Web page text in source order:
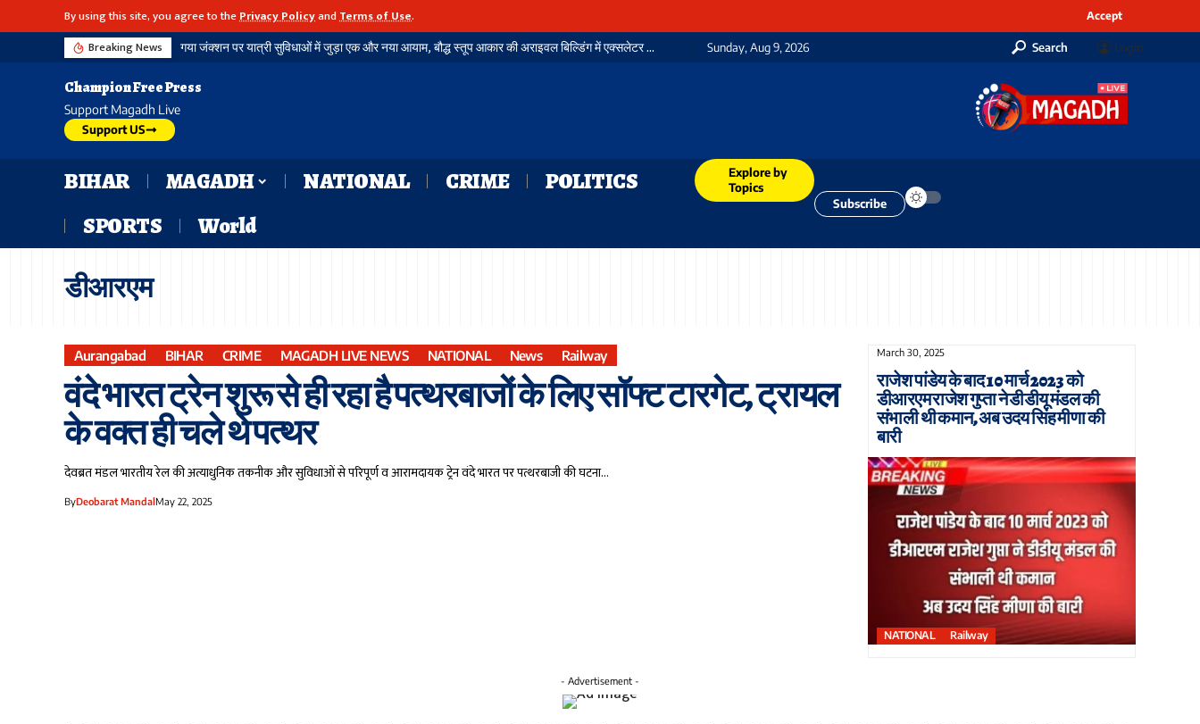
By using this site, you agree to thePrivacy PolicyandTerms of Use. Accept
Breaking News गया जंक्शन पर यात्री सुविधाओं में जुड़ा एक और नया आयाम, बौद्ध स्तूप आकार की अराइवल बिल्डिंग में एक्सलेटर का शुभारंभ Sunday, Aug 9, 2026 Search Login
Champion Free Press
Support Magadh Live
Support US
BIHAR MAGADH NATIONAL CRIME
POLITICS
SPORTS
World
Explore by
Topics
Subscribe
डीआरएम
Aurangabad BIHAR CRIME MAGADH LIVE NEWS NATIONAL News Railway
वंदे भारत ट्रेन शुरू से ही रहा है पत्थरबाजों के लिए सॉफ्ट टारगेट, ट्रायल
के वक्त ही चले थे पत्थर
देवब्रत मंडल भारतीय रेल की अत्याधुनिक तकनीक और सुविधाओं से परिपूर्ण व आरामदायक ट्रेन वंदे भारत पर पत्थरबाजी की घटना…
ByDeobarat MandalMay 22, 2025
March 30, 2025
राजेश पांडेय के बाद 10 मार्च 2023 को
डीआरएम राजेश गुप्ता ने डीडीयू मंडल की
संभाली थी कमान, अब उदय सिंह मीणा की
बारी
NATIONAL Railway
- Advertisement -